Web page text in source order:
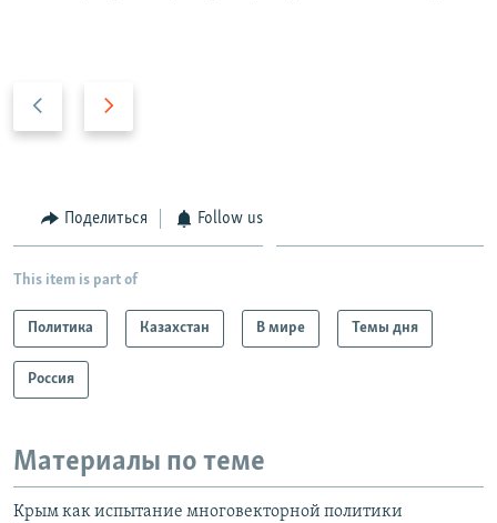
s
s
l
d
l
d
e
Поделиться Follow us
This item is part of
Политика Казахстан В мире Темы дня
Россия
Материалы по теме
Крым как испытание многовекторной политики